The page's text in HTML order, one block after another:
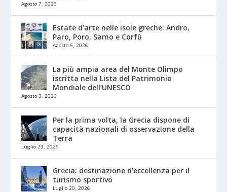
Agosto 7, 2026
Estate d’arte nelle isole greche: Andro,
Paro, Poro, Samo e Corfù
Agosto 5, 2026
La più ampia area del Monte Olimpo
iscritta nella Lista del Patrimonio
Mondiale dell’UNESCO
Agosto 3, 2026
Per la prima volta, la Grecia dispone di
capacità nazionali di osservazione della
Terra
Luglio 23, 2026
Grecia: destinazione d’eccellenza per il
turismo sportivo
Luglio 20, 2026